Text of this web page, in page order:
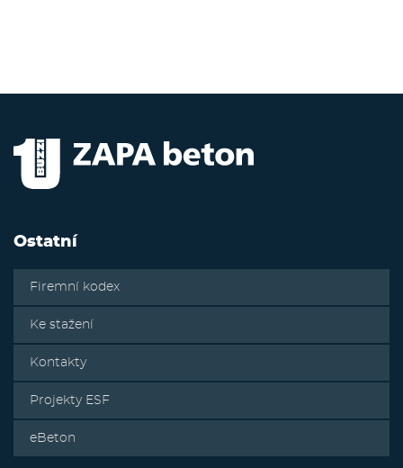
Ostatní
Firemní kodex
Ke stažení
Kontakty
Projekty ESF
eBeton